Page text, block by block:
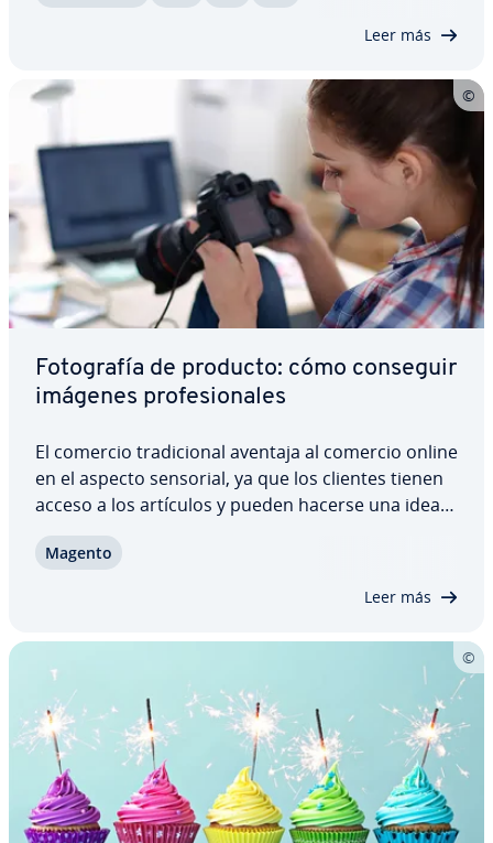
Leer más
Fo­to­gra­fía de producto: cómo conseguir
imágenes pro­fe­sio­na­les
El comercio tra­di­cio­nal aventaja al comercio online
en el aspecto sensorial, ya que los clientes tienen
acceso a los artículos y pueden hacerse una idea
decisión de ad­qui­ri­r­los o no. Al comprar por
Magento
Leer más